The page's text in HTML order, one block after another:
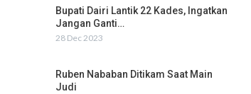
Bupati Dairi Lantik 22 Kades, Ingatkan
Jangan Ganti…
28 Dec 2023
Ruben Nababan Ditikam Saat Main
Judi